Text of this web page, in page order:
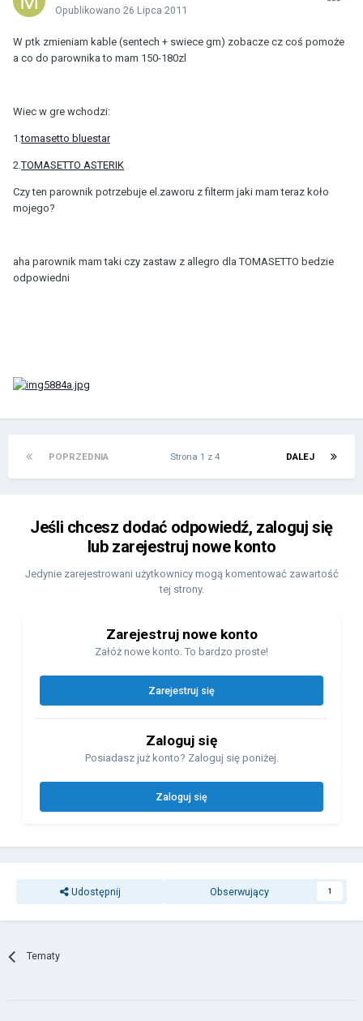
Opublikowano 26 Lipca 2011
W ptk zmieniam kable (sentech + swiece gm) zobacze cz coś pomoże
a co do parownika to mam 150-180zl
Wiec w gre wchodzi:
1.tomasetto bluestar
2.TOMASETTO ASTERIK
Czy ten parownik potrzebuje el.zaworu z filterm jaki mam teraz koło
mojego?
aha parownik mam taki czy zastaw z allegro dla TOMASETTO bedzie
odpowiedni
POPRZEDNIA DALEJ
Strona 1 z 4
Jeśli chcesz dodać odpowiedź, zaloguj się
lub zarejestruj nowe konto
Jedynie zarejestrowani użytkownicy mogą komentować zawartość
tej strony.
Zarejestruj nowe konto
Załóż nowe konto. To bardzo proste!
Zarejestruj się
Zaloguj się
Posiadasz już konto? Zaloguj się poniżej.
Zaloguj się
Udostępnij Obserwujący 1
Tematy